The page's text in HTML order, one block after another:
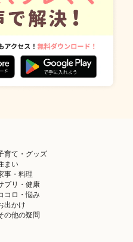
育て・グッズ
まい
事・料理
プリ・健康
コロ・悩み
出かけ
の他の疑問